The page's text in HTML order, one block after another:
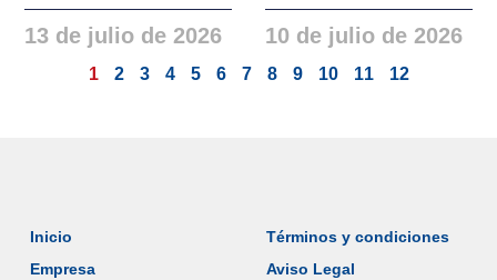
13 de julio de 2026 10 de julio de 2026
1 2 3 4 5 6 7 8 9 10 11 12
Inicio
Empresa
Términos y condiciones
Aviso Legal